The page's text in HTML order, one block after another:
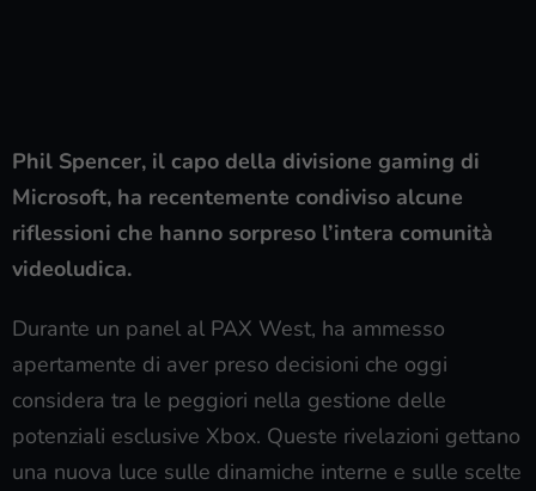
Phil Spencer, il capo della divisione gaming di
Microsoft, ha recentemente condiviso alcune
riflessioni che hanno sorpreso l’intera comunità
videoludica.
Durante un panel al PAX West, ha ammesso
apertamente di aver preso decisioni che oggi
considera tra le peggiori nella gestione delle
potenziali esclusive Xbox. Queste rivelazioni gettano
una nuova luce sulle dinamiche interne e sulle scelte